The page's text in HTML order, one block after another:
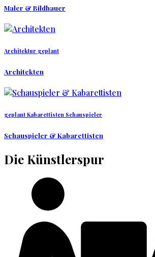
Maler & Bildhauer
Architektur geplant
Architekten
geplant Kabarettisten Schauspieler
Schauspieler & Kabarettisten
Die Künstlerspur